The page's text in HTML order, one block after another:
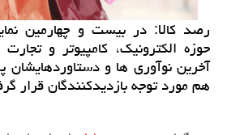
رصد كالا: در بیست و چهارمین
حوزه الكترونیك، كامپیوتر و
آخرین نوآوری ها و دستاوردهایشان
هم مورد توجه بازدیدكنندگان قرار